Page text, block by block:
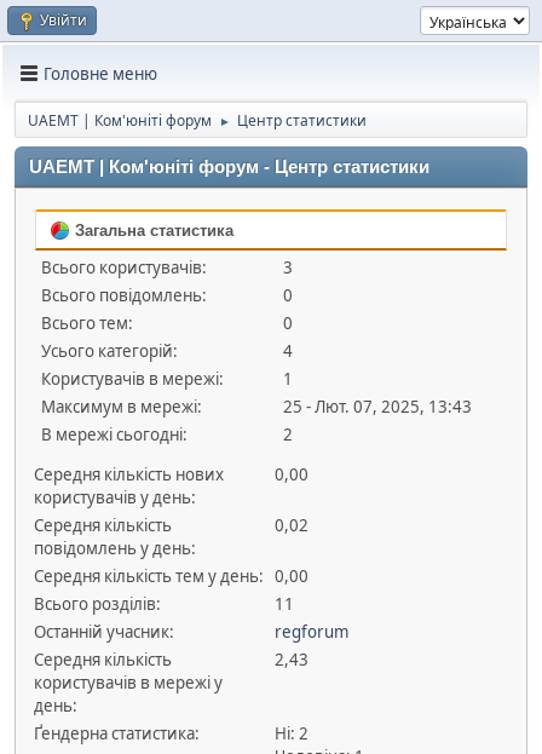
Увійти
Головне меню
UAEMT | Ком'юніті форум ► Центр статистики
UAEMT | Ком'юніті форум - Центр статистики
Загальна статистика
Всього користувачів:
3
Всього повідомлень:
0
Всього тем:
0
Усього категорій:
4
Користувачів в мережі:
1
Максимум в мережі:
25 - Лют. 07, 2025, 13:43
В мережі сьогодні:
2
Середня кількість нових
користувачів у день:
0,00
Середня кількість
повідомлень у день:
0,02
Середня кількість тем у день: 0,00
Всього розділів:
11
Останній учасник:
regforum
Середня кількість
користувачів в мережі у
день:
2,43
Ґендерна статистика:
Ні: 2